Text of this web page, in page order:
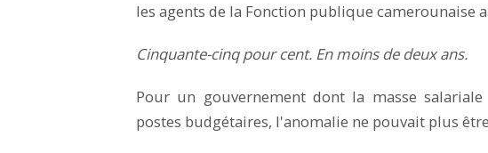
les agents de la Fonction publique camerounaise
Cinquante-cinq pour cent. En moins de deux ans.
Pour un gouvernement dont la masse
postes budgétaires, l'anomalie ne pouvait plus